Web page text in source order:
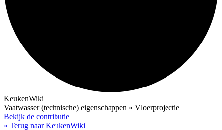
KeukenWiki
Vaatwasser (technische) eigenschappen » Vloerprojectie
Bekijk de contributie
« Terug naar KeukenWiki